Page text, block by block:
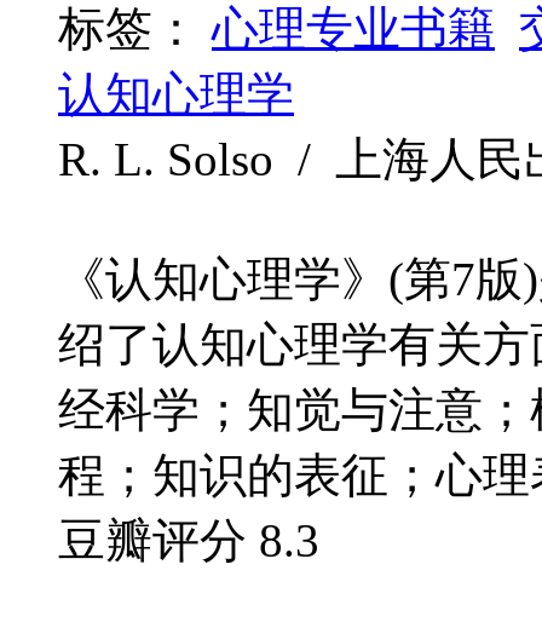
标签：心理专业书籍
认知心理学
R. L. Solso / 上海人
《认知心理学》(第7
绍了认知心理学有关
经科学；知觉与注意
程；知识的表征；心
豆瓣评分 8.3